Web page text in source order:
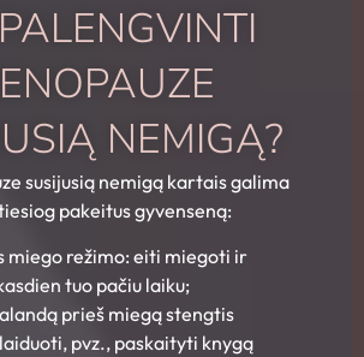
NEMIGĄ?
susijusią nemigą kartais galima
pakeitus gyvenseną:
miego režimo: eiti miegoti ir
tuo pačiu laiku;
prieš miegą stengtis
pvz., paskaityti knygą